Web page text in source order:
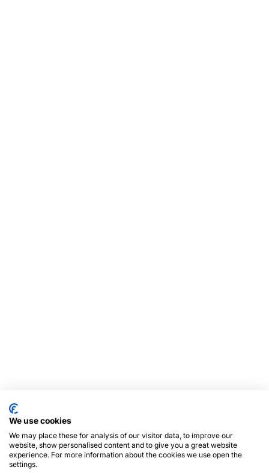
We use cookies
We may place these for analysis of our visitor data, to improve our
website, show personalised content and to give you a great website
experience. For more information about the cookies we use open the
settings.